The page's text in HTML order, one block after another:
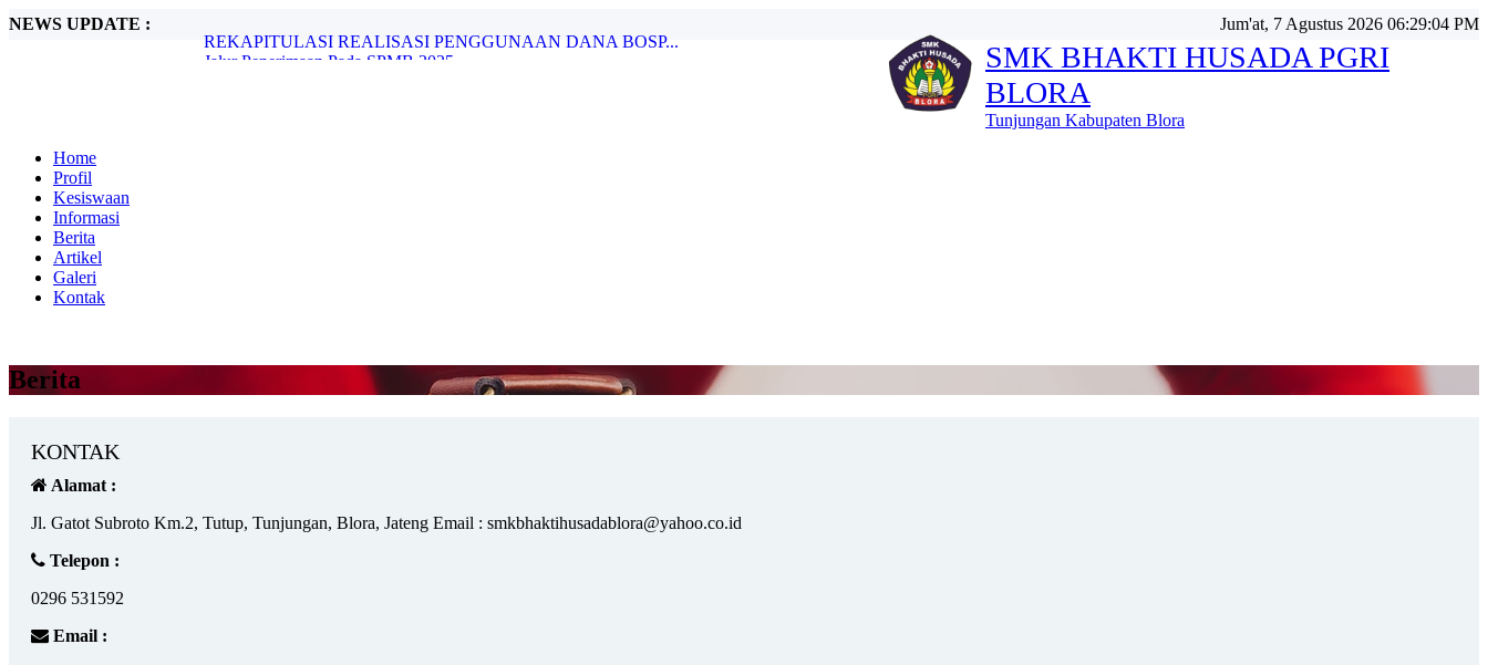
NEWS UPDATE :
Jalur Penerimaan Pada SPMB 2025....
Peran Guru dalam Membentuk Karakter Siswa: Lebih dari Sekada...
Jum'at, 7 Agustus 2026 06:29:06 PM
SMK BHAKTI HUSADA PGRI
BLORA
Tunjungan Kabupaten Blora
Home
Profil
Kesiswaan
Informasi
Berita
Artikel
Galeri
Kontak
Berita
KONTAK
Alamat :
Jl. Gatot Subroto Km.2, Tutup, Tunjungan, Blora, Jateng Email : smkbhaktihusadablora@yahoo.co.id
Telepon :
0296 531592
Email :